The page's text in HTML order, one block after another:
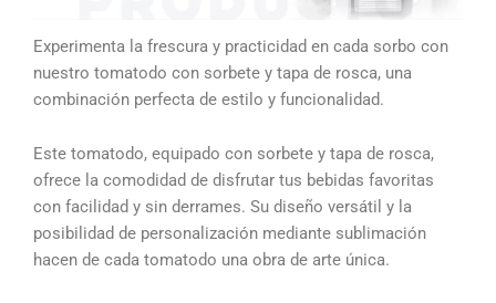
Experimenta la frescura y practicidad en cada sorbo con
nuestro tomatodo con sorbete y tapa de rosca, una
combinación perfecta de estilo y funcionalidad.
Este tomatodo, equipado con sorbete y tapa de rosca,
ofrece la comodidad de disfrutar tus bebidas favoritas
con facilidad y sin derrames. Su diseño versátil y la
posibilidad de personalización mediante sublimación
hacen de cada tomatodo una obra de arte única.